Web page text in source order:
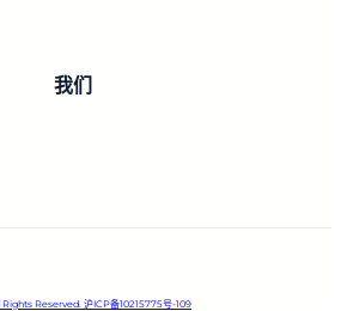
我们
Reserved. 沪ICP备10215775号-109